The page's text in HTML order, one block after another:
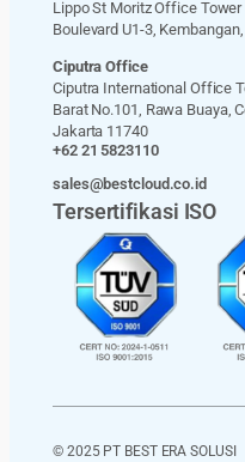
Lippo St Moritz Office
Boulevard U1-3,
Ciputra Office
Ciputra International Office
Barat No.101, Rawa Buaya,
Jakarta 11740
+62 21 5823110
sales@bestcloud.co.id
Tersertifikasi ISO
© 2025 PT BEST ERA SOLUSI